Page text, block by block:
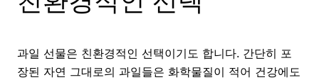
과일 선물은 친환경적인 선택이기도 합니다. 간단히 포
장된 자연 그대로의 과일들은 화학물질이 적어 건강에도